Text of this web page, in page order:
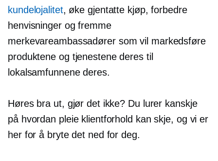
kundelojalitet, øke gjentatte kjøp, forbedre
henvisninger og fremme
merkevareambassadører som vil markedsføre
produktene og tjenestene deres til
lokalsamfunnene deres.
Høres bra ut, gjør det ikke? Du lurer kanskje
på hvordan pleie klientforhold kan skje, og vi er
her for å bryte det ned for deg.